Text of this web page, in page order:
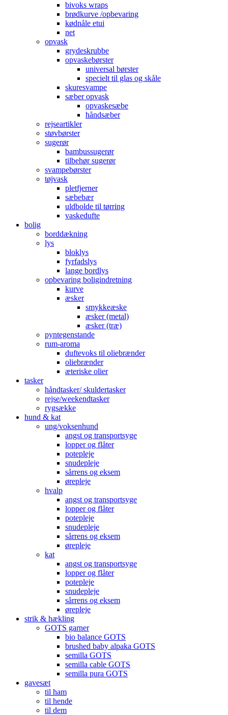
bivoks wraps
brødkurve /opbevaring
kødnåle etui
net
opvask
grydeskrubbe
opvaskebørster
universal børster
specielt til glas og skåle
skuresvampe
sæber opvask
opvaskesæbe
håndsæber
rejseartikler
støvbørster
sugerør
bambussugerør
tilbehør sugerør
svampebørster
tøjvask
pletfjerner
sæbebær
uldbolde til tørring
vaskedufte
bolig
borddækning
lys
bloklys
fyrfadslys
lange bordlys
opbevaring boligindretning
kurve
æsker
smykkeæske
æsker (metal)
æsker (træ)
pyntegenstande
rum-aroma
duftevoks til oliebrænder
oliebrænder
æteriske olier
tasker
håndtasker/ skuldertasker
rejse/weekendtasker
rygsække
hund & kat
ung/voksenhund
angst og transportsyge
lopper og flåter
potepleje
snudepleje
sårrens og eksem
ørepleje
hvalp
angst og transportsyge
lopper og flåter
potepleje
snudepleje
sårrens og eksem
ørepleje
kat
angst og transportsyge
lopper og flåter
potepleje
snudepleje
sårrens og eksem
ørepleje
strik & hækling
GOTS garner
bio balance GOTS
brushed baby alpaka GOTS
semilla GOTS
semilla cable GOTS
semilla pura GOTS
gavesæt
til ham
til hende
til dem